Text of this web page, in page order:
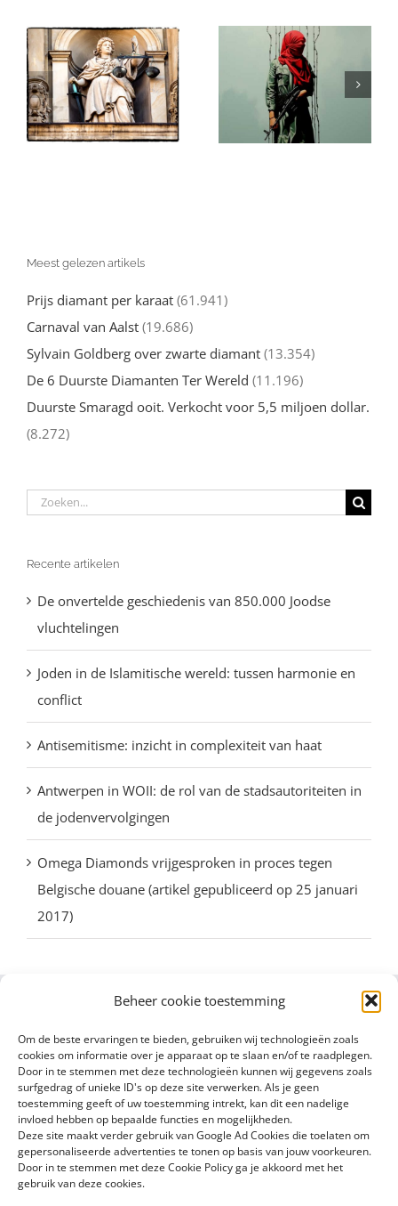
Beheer cookie toestemming
Om de beste ervaringen te bieden, gebruiken wij technologieën zoals
cookies om informatie over je apparaat op te slaan en/of te raadplegen.
Door in te stemmen met deze technologieën kunnen wij gegevens zoals
surfgedrag of unieke ID's op deze site verwerken. Als je geen
toestemming geeft of uw toestemming intrekt, kan dit een nadelige
invloed hebben op bepaalde functies en mogelijkheden.
Deze site maakt verder gebruik van Google Ad Cookies die toelaten om
gepersonaliseerde advertenties te tonen op basis van jouw voorkeuren.
Door in te stemmen met deze Cookie Policy ga je akkoord met het
gebruik van deze cookies.
Israël en de
(valse)
beschuldigingen
van genocide:
een nuchtere
Gaza: Wat Je
Echt over de
Oorlog tegen
Hamas moet
Meest gelezen artikels
Prijs diamant per karaat (61.941)
Carnaval van Aalst (19.686)
Sylvain Goldberg over zwarte diamant (13.354)
De 6 Duurste Diamanten Ter Wereld (11.196)
Duurste Smaragd ooit. Verkocht voor 5,5 miljoen dollar.
(8.272)
Zoeken
Recente artikelen
De onvertelde geschiedenis van 850.000 Joodse
vluchtelingen
Joden in de Islamitische wereld: tussen harmonie en
conflict
Antisemitisme: inzicht in complexiteit van haat
Antwerpen in WOII: de rol van de stadsautoriteiten in
de jodenvervolgingen
Omega Diamonds vrijgesproken in proces tegen
Belgische douane (artikel gepubliceerd op 25 januari
2017)